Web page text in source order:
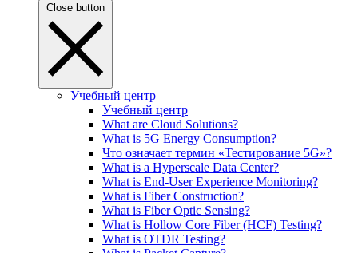
Close button
Учебный центр
Учебный центр
What are Cloud Solutions?
What is 5G Energy Consumption?
Что означает термин «Тестирование 5G»?
What is a Hyperscale Data Center?
What is End-User Experience Monitoring?
What is Fiber Construction?
What is Fiber Optic Sensing?
What is Hollow Core Fiber (HCF) Testing?
What is OTDR Testing?